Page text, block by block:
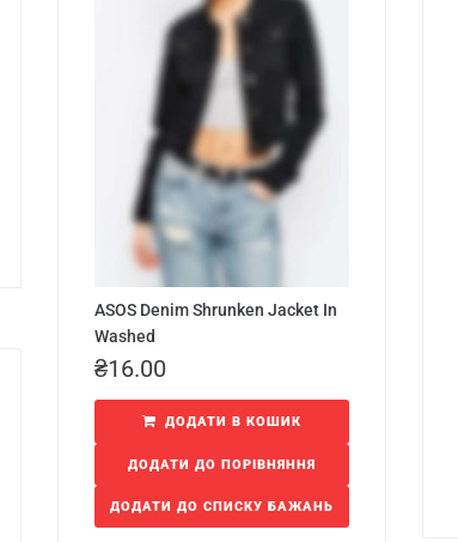
ASOS Denim Shrunken Jacket In
Washed
₴16.00
ДОДАТИ В КОШИК
ДОДАТИ ДО ПОРІВНЯННЯ
ДОДАТИ ДО СПИСКУ БАЖАНЬ